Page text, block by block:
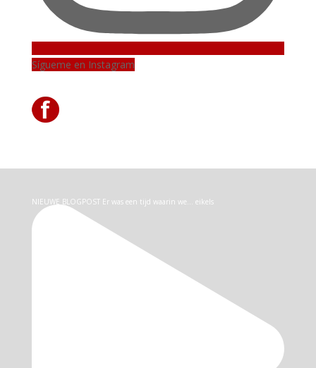
Sígueme en Instagram
NIEUWE BLOGPOST Er was een tijd waarin we… eikels